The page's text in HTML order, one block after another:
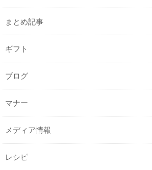
まとめ記事
ギフト
ブログ
マナー
メディア情報
レシピ